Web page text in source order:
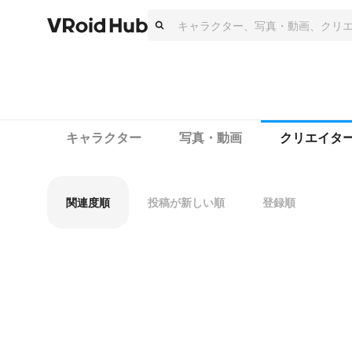
キャラクター 写真・動画 クリエイタ
関連度順 投稿が新しい順 登録順